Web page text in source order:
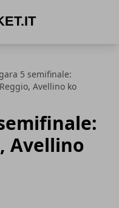
5 semifinale:
Avellino ko
Avellino